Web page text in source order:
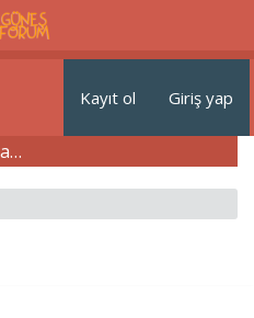
Kayıt ol Giriş yap